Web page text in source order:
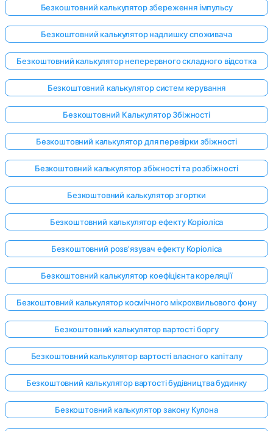
Безкоштовний калькулятор збереження імпульсу
Безкоштовний калькулятор надлишку споживача
Безкоштовний калькулятор неперервного складного відсотка
Безкоштовний калькулятор систем керування
Безкоштовний Калькулятор Збіжності
Безкоштовний калькулятор для перевірки збіжності
Безкоштовний калькулятор збіжності та розбіжності
Безкоштовний калькулятор згортки
Безкоштовний калькулятор ефекту Коріоліса
Безкоштовний розв'язувач ефекту Коріоліса
Безкоштовний калькулятор коефіцієнта кореляції
Безкоштовний калькулятор космічного мікрохвильового фону
Безкоштовний калькулятор вартості боргу
Безкоштовний калькулятор вартості власного капіталу
Безкоштовний калькулятор вартості будівництва будинку
Безкоштовний калькулятор закону Кулона